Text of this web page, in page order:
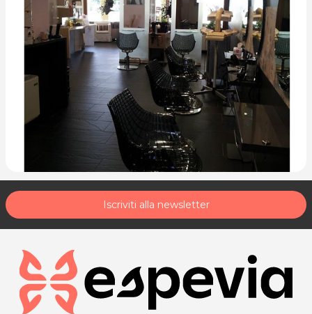
Iscriviti alla newsletter